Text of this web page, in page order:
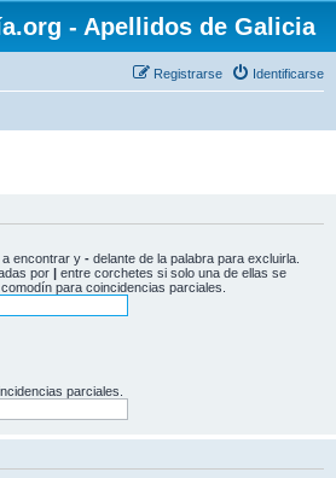
- Apellidos de Galicia
Identificarse
Registrarse
a encontrar y - delante de la palabra para excluirla.
por | entre corchetes si solo una de ellas se
para coincidencias parciales.
parciales.